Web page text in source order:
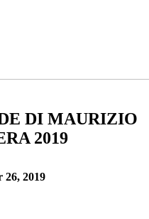
DI MAURIZIO
2019
26, 2019